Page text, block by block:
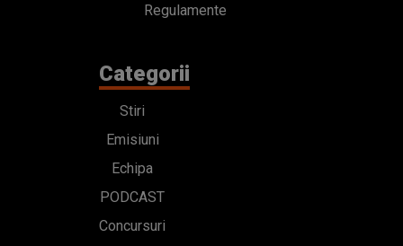
Regulamente
Categorii
Stiri
Emisiuni
Echipa
PODCAST
Concursuri